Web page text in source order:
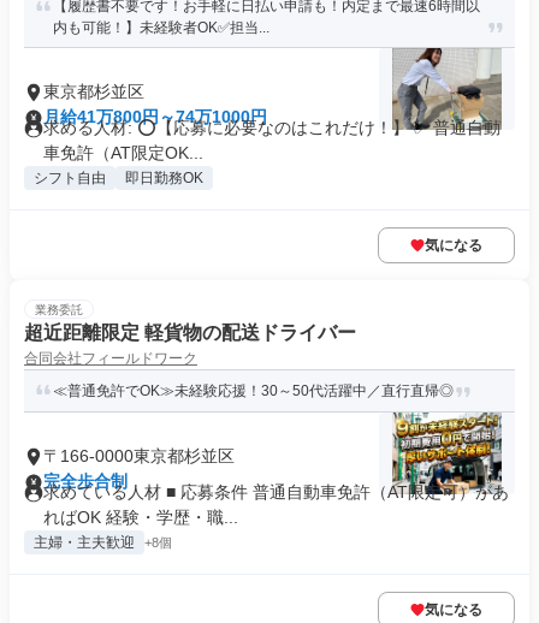
【履歴書不要です！お手軽に日払い申請も！内定まで最速6時間以
内も可能！】未経験者OK✅担当...
東京都杉並区
月給41万800円～74万1000円
求める人材: ⭕️【応募に必要なのはこれだけ！】 ✅ 普通自動
車免許（AT限定OK...
シフト自由 即日勤務OK
気になる
業務委託
超近距離限定 軽貨物の配送ドライバー
合同会社フィールドワーク
≪普通免許でOK≫未経験応援！30～50代活躍中／直行直帰◎
〒166-0000東京都杉並区
完全歩合制
求めている人材 ■ 応募条件 普通自動車免許（AT限定可）があ
ればOK 経験・学歴・職...
主婦・主夫歓迎 +8個
気になる